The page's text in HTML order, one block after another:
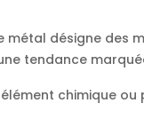
métal désigne des
tendance
chimique ou